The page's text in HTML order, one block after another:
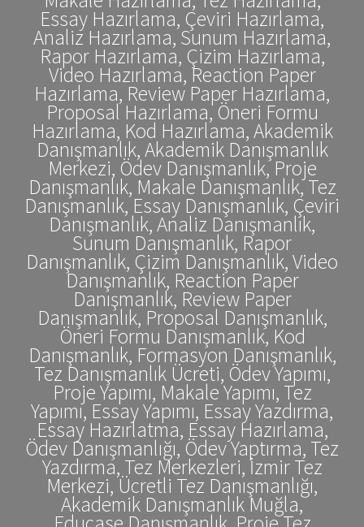
Essay Hazırlama, Çeviri Hazırlama,
Analiz Hazırlama, Sunum Hazırlama,
Rapor Hazırlama, Çizim Hazırlama,
Video Hazırlama, Reaction Paper
Hazırlama, Review Paper Hazırlama,
Proposal Hazırlama, Öneri Formu
Hazırlama, Kod Hazırlama, Akademik
Danışmanlık, Akademik Danışmanlık
Merkezi, Ödev Danışmanlık, Proje
Danışmanlık, Makale Danışmanlık, Tez
Danışmanlık, Essay Danışmanlık, Çeviri
Danışmanlık, Analiz Danışmanlık,
Sunum Danışmanlık, Rapor
Danışmanlık, Çizim Danışmanlık, Video
Danışmanlık, Reaction Paper
Danışmanlık, Review Paper
Danışmanlık, Proposal Danışmanlık,
Öneri Formu Danışmanlık, Kod
Danışmanlık, Formasyon Danışmanlık,
Tez Danışmanlık Ücreti, Ödev Yapımı,
Proje Yapımı, Makale Yapımı, Tez
Yapımı, Essay Yapımı, Essay Yazdırma,
Essay Hazırlatma, Essay Hazırlama,
Ödev Danışmanlığı, Ödev Yaptırma, Tez
Yazdırma, Tez Merkezleri, İzmir Tez
Merkezi, Ücretli Tez Danışmanlığı,
Akademik Danışmanlık Muğla,